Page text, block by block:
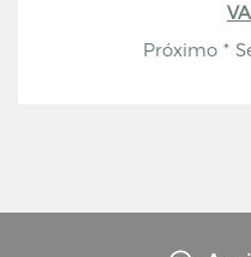
Próximo *